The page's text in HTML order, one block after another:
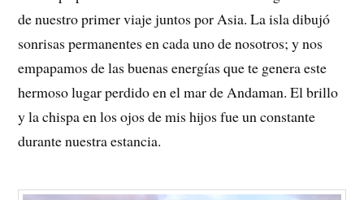
de nuestro primer viaje juntos por Asia. La isla dibujó
sonrisas permanentes en cada uno de nosotros; y nos
empapamos de las buenas energías que te genera este
hermoso lugar perdido en el mar de Andaman. El brillo
y la chispa en los ojos de mis hijos fue un constante
durante nuestra estancia.